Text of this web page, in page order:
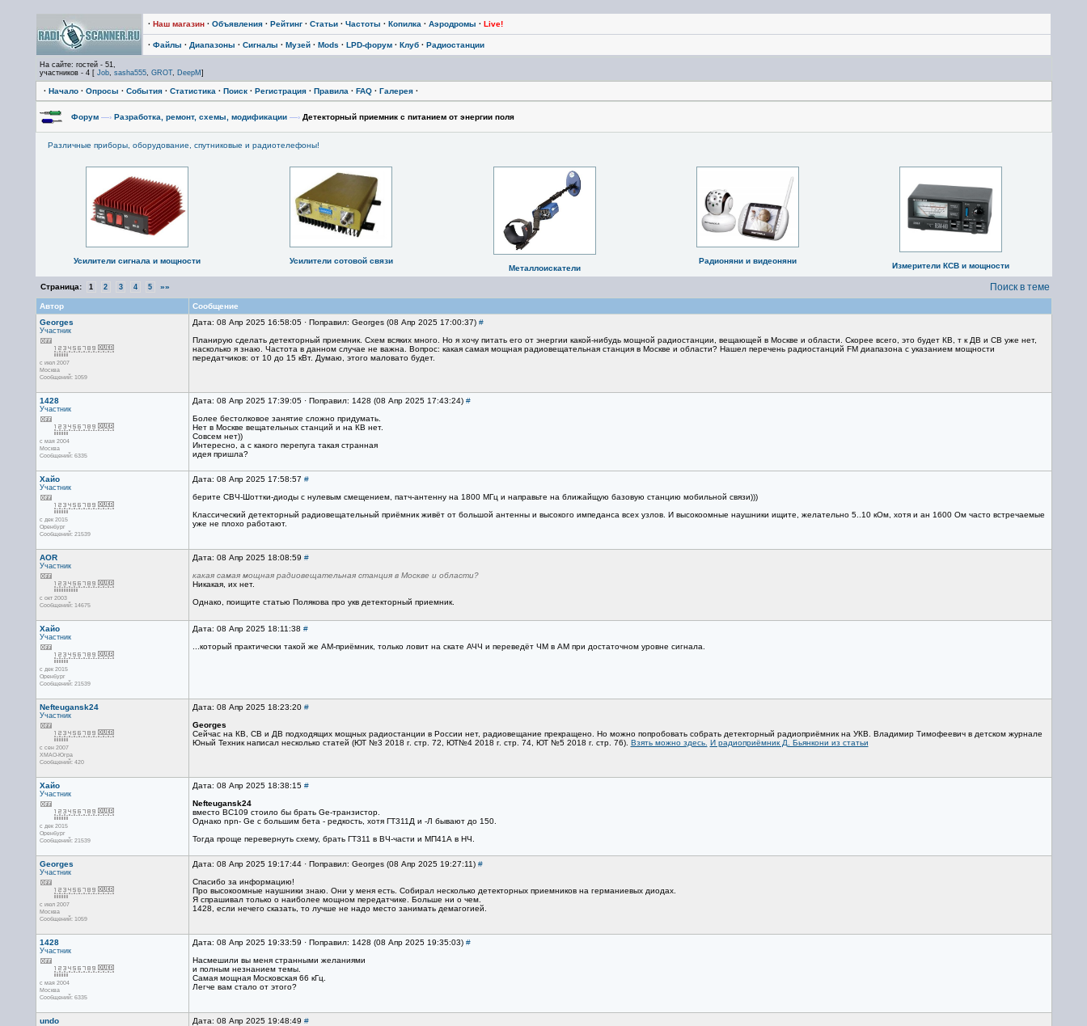
· Наш магазин· Объявления· Рейтинг· Статьи· Частоты · Копилка · Аэродромы · Live!
· Файлы · Диапазоны · Сигналы · Музей· Mods · LPD-форум· Клуб· Радиостанции
На сайте: гостей - 51,
участников - 4 [ Job, sasha555, GROT, DeepM ]
· Начало· Опросы · События· Статистика · Поиск· Регистрация· Правила · FAQ· Галерея·
Форум —› Разработка, ремонт, схемы, модификации —›Детекторный приемник с питанием от энергии поля
Различные приборы, оборудование, спутниковые и радиотелефоны!
Усилители сигнала и мощности
Усилители сотовой связи
Металлоискатели
Радионяни и видеоняни
Измерители КСВ и мощности
Страница: 1 2 3 4 5 »» Поиск в теме
Автор
Сообщение
Georges
Участник
с июл 2007
Москва
Сообщений: 1059
Дата: 08 Апр 2025 16:58:05 · Поправил: Georges (08 Апр 2025 17:00:37) #
Планирую сделать детекторный приемник. Схем всяких много. Но я хочу питать его от энергии какой-нибудь мощной радиостанции, вещающей в Москве и области. Скорее всего, это будет КВ, т к ДВ и СВ уже нет,
насколько я знаю. Частота в данном случае не важна. Вопрос: какая самая мощная радиовещательная станция в Москве и области? Нашел перечень радиостанций FM диапазона с указанием мощности
передатчиков: от 10 до 15 кВт. Думаю, этого маловато будет.
1428
Участник
с мая 2004
Москва
Сообщений: 6335
Дата: 08 Апр 2025 17:39:05 · Поправил: 1428 (08 Апр 2025 17:43:24) #
Более бестолковое занятие сложно придумать.
Нет в Москве вещательных станций и на КВ нет.
Совсем нет))
Интересно, а с какого перепуга такая странная
идея пришла?
Хайо
Участник
с дек 2015
Оренбург
Сообщений: 21539
Дата: 08 Апр 2025 17:58:57 #
берите СВЧ-Шоттки-диоды с нулевым смещением, патч-антенну на 1800 МГц и направьте на ближайщую базовую станцию мобильной связи)))
Классический детекторный радиовещательный приёмник живёт от большой антенны и высокого импеданса всех узлов. И высокоомные наушники ищите, желательно 5..10 кОм, хотя и ан 1600 Ом часто встречаемые
уже не плохо работают.
AOR
Участник
с окт 2003
Сообщений: 14675
Дата: 08 Апр 2025 18:08:59 #
какая самая мощная радиовещательная станция в Москве и области?
Никакая, их нет.
Однако, поищите статью Полякова про укв детекторный приемник.
Хайо
Участник
с дек 2015
Оренбург
Сообщений: 21539
Дата: 08 Апр 2025 18:11:38 #
...который практически такой же АМ-приёмник, только ловит на скате АЧЧ и переведёт ЧМ в АМ при достаточном уровне сигнала.
Nefteugansk24
Участник
с сен 2007
ХМАО-Югра
Сообщений: 420
Дата: 08 Апр 2025 18:23:20 #
Georges
Сейчас на КВ, СВ и ДВ подходящих мощных радиостанции в России нет, радиовещание прекращено. Но можно попробовать собрать детекторный радиоприёмник на УКВ. Владимир Тимофеевич в детском журнале
Юный Техник написал несколько статей (ЮТ №3 2018 г. стр. 72, ЮТ№4 2018 г. стр. 74, ЮТ №5 2018 г. стр. 76). Взять можно здесь. И радиоприёмник Д. Бьянкони из статьи
Хайо
Участник
с дек 2015
Оренбург
Сообщений: 21539
Дата: 08 Апр 2025 18:38:15 #
Nefteugansk24
вместо ВС109 стоило бы брать Ge-транзистор.
Однако npn- Ge с большим бета - редкость, хотя ГТ311Д и -Л бывают до 150.
Тогда проще перевернуть схему, брать ГТ311 в ВЧ-части и МП41А в НЧ.
Georges
Участник
с июл 2007
Москва
Сообщений: 1059
Дата: 08 Апр 2025 19:17:44 · Поправил: Georges (08 Апр 2025 19:27:11) #
Спасибо за информацию!
Про высокоомные наушники знаю. Они у меня есть. Собирал несколько детекторных приемников на германиевых диодах.
Я спрашивал только о наиболее мощном передатчике. Больше ни о чем.
1428, если нечего сказать, то лучше не надо место занимать демагогией.
1428
Участник
с мая 2004
Москва
Сообщений: 6335
Дата: 08 Апр 2025 19:33:59 · Поправил: 1428 (08 Апр 2025 19:35:03) #
Насмешили вы меня странными желаниями
и полным незнанием темы.
Самая мощная Московская 66 кГц.
Легче вам стало от этого?
undo Дата: 08 Апр 2025 19:48:49 #